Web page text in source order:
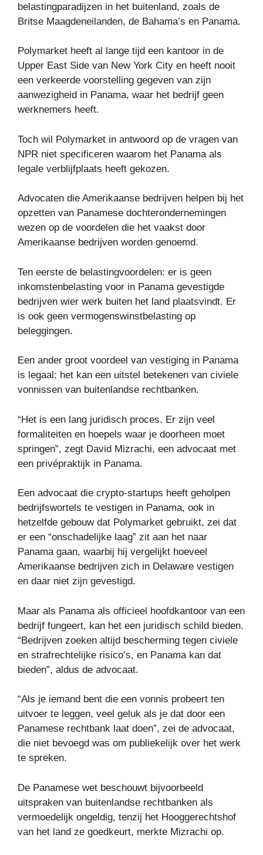
belastingparadijzen in het buitenland, zoals de
Britse Maagdeneilanden, de Bahama’s en Panama.
Polymarket heeft al lange tijd een kantoor in de
Upper East Side van New York City en heeft nooit
een verkeerde voorstelling gegeven van zijn
aanwezigheid in Panama, waar het bedrijf geen
werknemers heeft.
Toch wil Polymarket in antwoord op de vragen van
NPR niet specificeren waarom het Panama als
legale verblijfplaats heeft gekozen.
Advocaten die Amerikaanse bedrijven helpen bij het
opzetten van Panamese dochterondernemingen
wezen op de voordelen die het vaakst door
Amerikaanse bedrijven worden genoemd.
Ten eerste de belastingvoordelen: er is geen
inkomstenbelasting voor in Panama gevestigde
bedrijven wier werk buiten het land plaatsvindt. Er
is ook geen vermogenswinstbelasting op
beleggingen.
Een ander groot voordeel van vestiging in Panama
is legaal: het kan een uitstel betekenen van civiele
vonnissen van buitenlandse rechtbanken.
“Het is een lang juridisch proces. Er zijn veel
formaliteiten en hoepels waar je doorheen moet
springen”, zegt David Mizrachi, een advocaat met
een privépraktijk in Panama.
Een advocaat die crypto-startups heeft geholpen
bedrijfswortels te vestigen in Panama, ook in
hetzelfde gebouw dat Polymarket gebruikt, zei dat
er een “onschadelijke laag” zit aan het naar
Panama gaan, waarbij hij vergelijkt hoeveel
Amerikaanse bedrijven zich in Delaware vestigen
en daar niet zijn gevestigd.
Maar als Panama als officieel hoofdkantoor van een
bedrijf fungeert, kan het een juridisch schild bieden.
“Bedrijven zoeken altijd bescherming tegen civiele
en strafrechtelijke risico’s, en Panama kan dat
bieden”, aldus de advocaat.
“Als je iemand bent die een vonnis probeert ten
uitvoer te leggen, veel geluk als je dat door een
Panamese rechtbank laat doen”, zei de advocaat,
die niet bevoegd was om publiekelijk over het werk
te spreken.
De Panamese wet beschouwt bijvoorbeeld
uitspraken van buitenlandse rechtbanken als
vermoedelijk ongeldig, tenzij het Hooggerechtshof
van het land ze goedkeurt, merkte Mizrachi op.